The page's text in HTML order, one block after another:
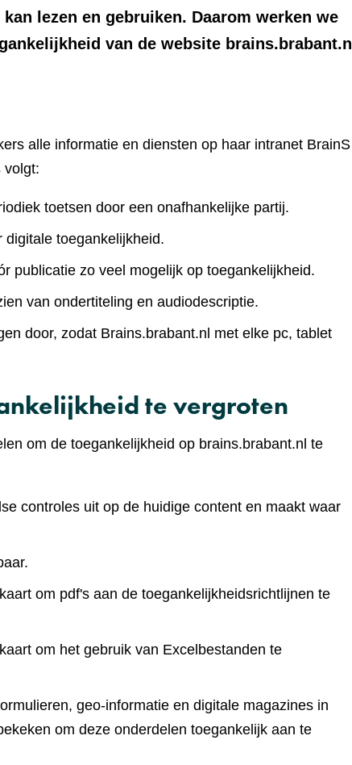
lezen en gebruiken. Daarom werken we
van de website brains.brabant.nl
alle informatie en diensten op haar intranet BrainS
volgt:
toetsen door een onafhankelijke partij.
toegankelijkheid.
publicatie zo veel mogelijk op toegankelijkheid.
van ondertiteling en audiodescriptie.
door, zodat Brains.brabant.nl met elke pc, tablet
te vergroten
om de toegankelijkheid op brains.brabant.nl te
controles uit op de huidige content en maakt waar
om pdf's aan de toegankelijkheidsrichtlijnen te
om het gebruik van Excelbestanden te
geo-informatie en digitale magazines in
om deze onderdelen toegankelijk aan te